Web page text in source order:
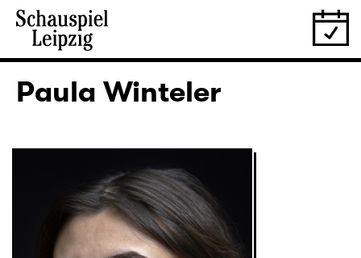
Paula Winteler